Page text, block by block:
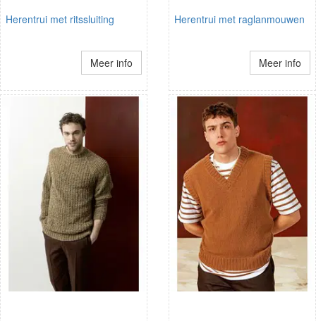
Herentrui met ritssluiting
Meer info
Herentrui met raglanmouwen
Meer info